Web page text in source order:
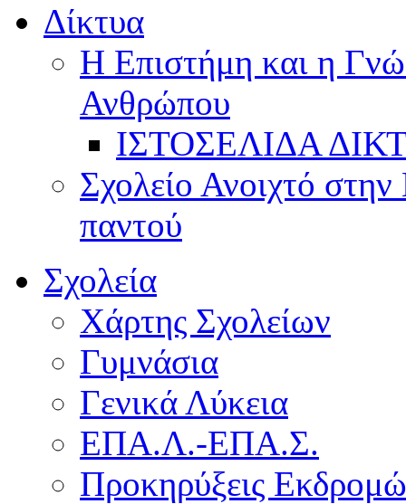
Δίκτυα
Η Επιστήμη και η
Ανθρώπου
ΙΣΤΟΣΕΛΙΔΑ
Σχολείο Ανοιχτό
παντού
Σχολεία
Χάρτης Σχολείων
Γυμνάσια
Γενικά Λύκεια
ΕΠΑ.Λ.-ΕΠΑ.Σ.
Προκηρύξεις